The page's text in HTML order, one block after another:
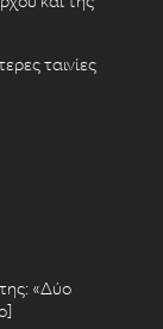
ταινίες
«Δύο